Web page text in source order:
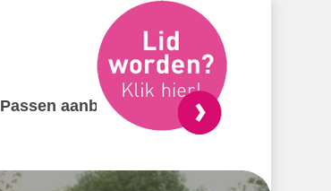
Passen aanbieden Contact